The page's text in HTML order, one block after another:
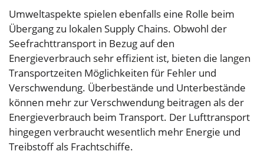
Umweltaspekte spielen ebenfalls eine Rolle beim
Übergang zu lokalen Supply Chains. Obwohl der
Seefrachttransport in Bezug auf den
Energieverbrauch sehr effizient ist, bieten die langen
Transportzeiten Möglichkeiten für Fehler und
Verschwendung. Überbestände und Unterbestände
können mehr zur Verschwendung beitragen als der
Energieverbrauch beim Transport. Der Lufttransport
hingegen verbraucht wesentlich mehr Energie und
Treibstoff als Frachtschiffe.